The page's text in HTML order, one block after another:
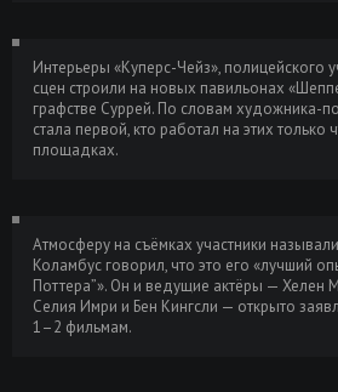
Sound
Клуб убийств по четвергам / The
Thursday Murder Club (2025) WEB-DLRip-
Thursday Murder Club (2025) WEB-DLRip
от New-Team | D | Dragon Studio
Клуб убийств по четвергам / The
Интерьеры «Куперс-Чейз», полицейского
сцен строили на новых павильонах
графстве Суррей. По словам художника-
стала первой, кто работал на этих только
площадках.
Атмосферу на съёмках участники
Коламбус говорил, что это его «лучший
Поттера”». Он и ведущие актёры — Хелен
Селия Имри и Бен Кингсли — открыто
1–2 фильмам.